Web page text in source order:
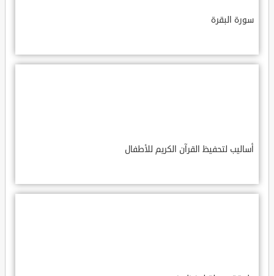
سورة البقرة
أساليب لتحفيظ القرآن الكريم للأطفال